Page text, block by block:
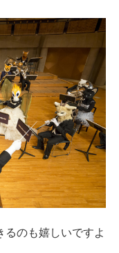
るのも嬉しいですよ